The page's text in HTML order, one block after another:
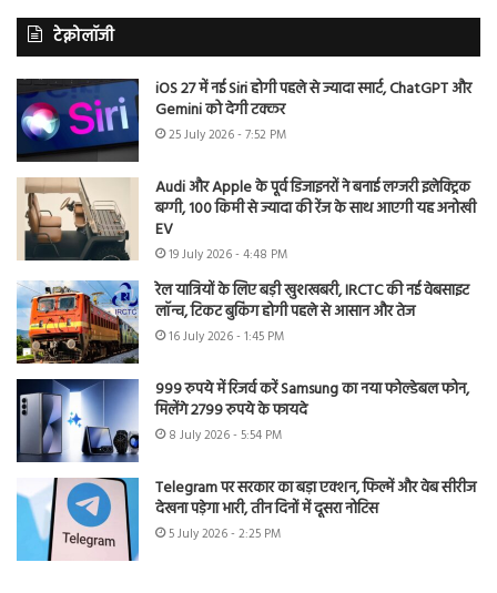
टेक्नोलॉजी
iOS 27 में नई Siri होगी पहले से ज्यादा स्मार्ट, ChatGPT और
Gemini को देगी टक्कर
25 July 2026 - 7:52 PM
Audi और Apple के पूर्व डिजाइनरों ने बनाई लग्जरी इलेक्ट्रिक
बग्गी, 100 किमी से ज्यादा की रेंज के साथ आएगी यह अनोखी
EV
19 July 2026 - 4:48 PM
रेल यात्रियों के लिए बड़ी खुशखबरी, IRCTC की नई वेबसाइट
लॉन्च, टिकट बुकिंग होगी पहले से आसान और तेज
16 July 2026 - 1:45 PM
999 रुपये में रिजर्व करें Samsung का नया फोल्डेबल फोन,
मिलेंगे 2799 रुपये के फायदे
8 July 2026 - 5:54 PM
Telegram पर सरकार का बड़ा एक्शन, फिल्में और वेब सीरीज
देखना पड़ेगा भारी, तीन दिनों में दूसरा नोटिस
5 July 2026 - 2:25 PM